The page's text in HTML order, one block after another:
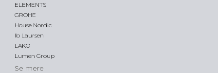
ELEMENTS
GROHE
House Nordic
Ib Laursen
LAKO
Lumen Group
Se mere